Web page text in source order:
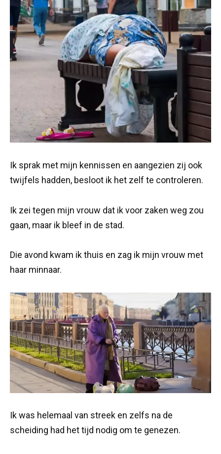
Ik sprak met mijn kennissen en aangezien zij ook
twijfels hadden, besloot ik het zelf te controleren.
Ik zei tegen mijn vrouw dat ik voor zaken weg zou
gaan, maar ik bleef in de stad.
Die avond kwam ik thuis en zag ik mijn vrouw met
haar minnaar.
Ik was helemaal van streek en zelfs na de
scheiding had het tijd nodig om te genezen.